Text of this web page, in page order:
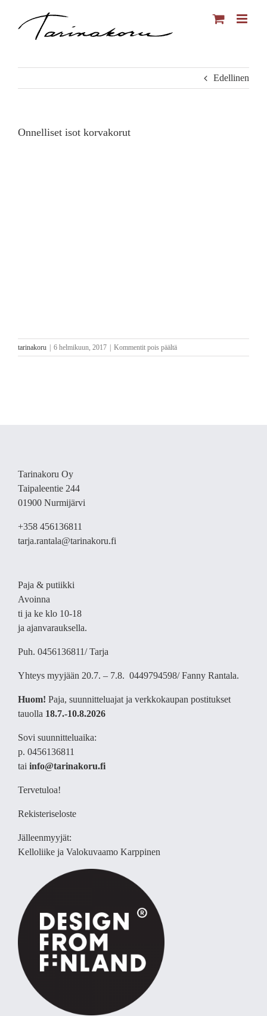
Edellinen
Onnelliset isot korvakorut
tarinakoru | 6 helmikuun, 2017 | Kommentit pois päältäartikkelissa
Onnelliset
Tarinakoru Oy
Taipaleentie 244
01900 Nurmijärvi
+358 456136811
tarja.rantala@tarinakoru.fi
Paja & putiikki
Avoinna
ti ja ke klo 10-18
ja ajanvarauksella.
Puh. 0456136811/ Tarja
Yhteys myyjään 20.7. – 7.8. 0449794598/ Fanny Rantala.
Huom! Paja, suunnitteluajat ja verkkokaupan postitukset
tauolla 18.7.-10.8.2026
Sovi suunnitteluaika:
p. 0456136811
tai info@tarinakoru.fi
Tervetuloa!
Rekisteriseloste
Jälleenmyyjät:
Kelloliike ja Valokuvaamo Karppinen